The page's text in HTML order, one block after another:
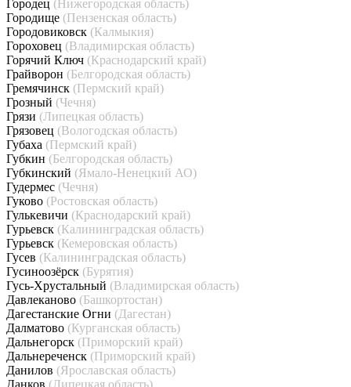
Городец (Нижегородская область)
Городище (Пензенская область)
Городовиковск (Калмыкия)
Гороховец (Владимирская область)
Горячий Ключ (Краснодарский край)
Грайворон (Белгородская область)
Гремячинск (Пермский край)
Грозный (Чечня)
Грязи (Липецкая область)
Грязовец (Вологодская область)
Губаха (Пермский край)
Губкин (Белгородская область)
Губкинский (Ямало-Ненецкий АО)
Гудермес (Чечня)
Гуково (Ростовская область)
Гулькевичи (Краснодарский край)
Гурьевск (Калининградская область)
Гурьевск (Кемеровская область)
Гусев (Калининградская область)
Гусиноозёрск (Бурятия)
Гусь-Хрустальный (Владимирская область)
Давлеканово (Башкортостан)
Дагестанские Огни (Дагестан)
Далматово (Курганская область)
Дальнегорск (Приморский край)
Дальнереченск (Приморский край)
Данилов (Ярославская область)